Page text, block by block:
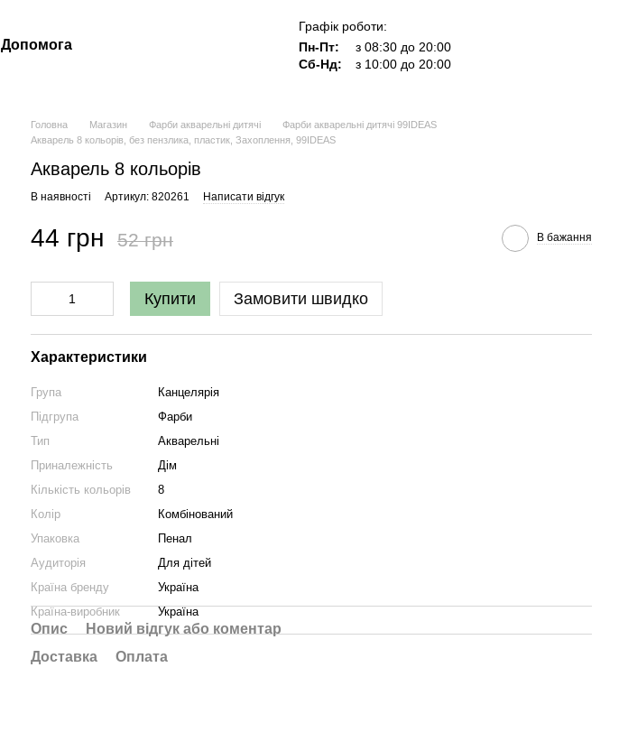
Допомога
Графік роботи:
Пн-Пт:
з 08:30 до 20:00
Сб-Нд:
з 10:00 до 20:00
Головна Магазин Фарби акварельні дитячі
Фарби акварельні дитячі 99IDEAS
Акварель 8 кольорів, без пензлика, пластик, Захоплення, 99IDEAS
Акварель 8 кольорів
В наявності Артикул: 820261 Написати відгук
44 грн 52 грн В бажання
Купити Замовити швидко
Характеристики
Група
Канцелярія
Підгрупа
Фарби
Тип
Акварельні
Приналежність
Дім
Кількість кольорів
8
Колір
Комбінований
Упаковка
Пенал
Аудиторія
Для дітей
Країна бренду
Україна
Країна-виробник
Україна
Опис
Новий відгук або коментар
Доставка
Оплата